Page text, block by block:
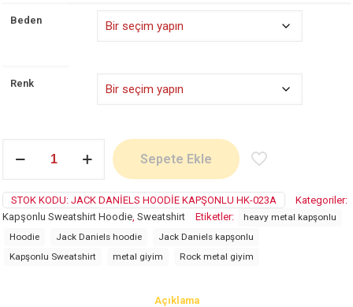
Beden
Renk
Daniels
Sepete Ekle
STOK KODU: JACK DANIELS HOODIE KAPŞONLU HK-023A
Kategoriler:
Kapşonlu Sweatshirt Hoodie Sweatshirt Etiketler:
heavy metal kapşonlu
Hoodie
Jack Daniels hoodie
Jack Daniels kapşonlu
Kapşonlu Sweatshirt
metal giyim Rock metal giyim
Açıklama